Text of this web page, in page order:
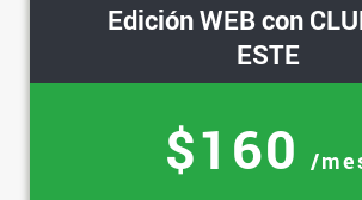
Edición WEB con
ESTE
$160 /